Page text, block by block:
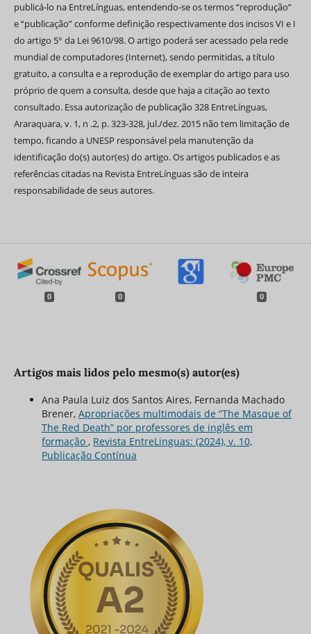
publicá-lo na EntreLínguas, entendendo-se os termos “reprodução”
e “publicação” conforme definição respectivamente dos incisos VI e I
do artigo 5° da Lei 9610/98. O artigo poderá ser acessado pela rede
mundial de computadores (Internet), sendo permitidas, a título
gratuito, a consulta e a reprodução de exemplar do artigo para uso
próprio de quem a consulta, desde que haja a citação ao texto
consultado. Essa autorização de publicação 328 EntreLínguas,
Araraquara, v. 1, n .2, p. 323-328, jul./dez. 2015 não tem limitação de
tempo, ficando a UNESP responsável pela manutenção da
identificação do(s) autor(es) do artigo. Os artigos publicados e as
referências citadas na Revista EntreLínguas são de inteira
responsabilidade de seus autores.
0 0 0
Artigos mais lidos pelo mesmo(s) autor(es)
Ana Paula Luiz dos Santos Aires, Fernanda Machado
Brener, Apropriações multimodais de “The Masque of
The Red Death” por professores de inglês em
formação , Revista EntreLinguas: (2024), v. 10,
Publicação Contínua